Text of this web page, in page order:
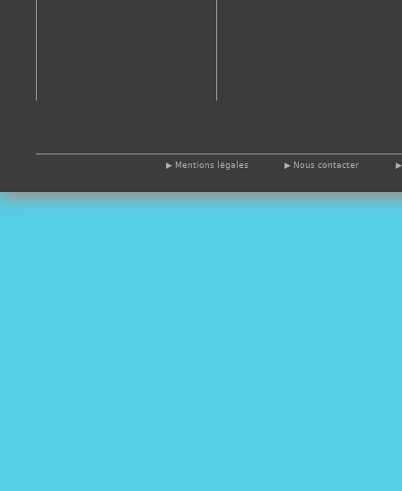
Mentions légales Nous contacter